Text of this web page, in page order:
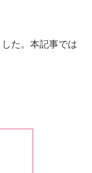
た。本記事では